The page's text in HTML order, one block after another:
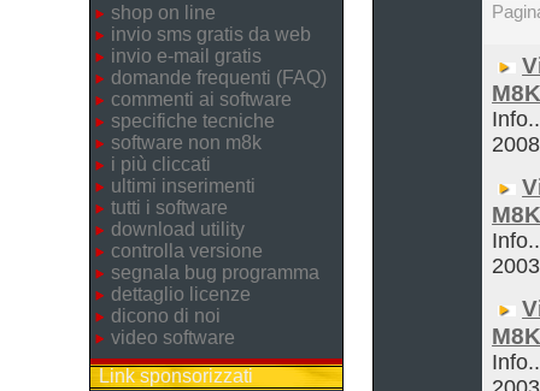
shop on line
invio sms gratis da web
invio e-mail gratis
domande frequenti (FAQ)
commenti ai software
specifiche tecniche
software non m8k
i più cliccati
ultimi inserimenti
tutti i software
download utility
controlla versione
segnala bug programma
dettaglio licenze
dicono di noi
video software
Link sponsorizzati
2008
2003